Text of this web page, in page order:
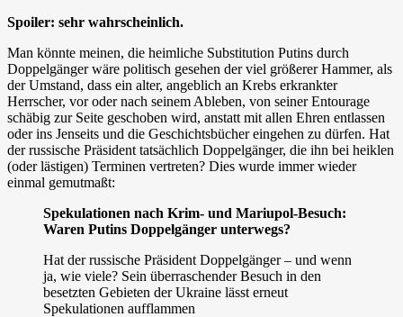
Spoiler: sehr wahrscheinlich.
Man könnte meinen, die heimliche Substitution Putins durch
Doppelgänger wäre politisch gesehen der viel größerer Hammer, als
der Umstand, dass ein alter, angeblich an Krebs erkrankter
Herrscher, vor oder nach seinem Ableben, von seiner Entourage
schäbig zur Seite geschoben wird, anstatt mit allen Ehren entlassen
oder ins Jenseits und die Geschichtsbücher eingehen zu dürfen. Hat
der russische Präsident tatsächlich Doppelgänger, die ihn bei heiklen
(oder lästigen) Terminen vertreten? Dies wurde immer wieder
einmal gemutmaßt:
Spekulationen nach Krim- und Mariupol-Besuch:
Waren Putins Doppelgänger unterwegs?
Hat der russische Präsident Doppelgänger – und wenn
ja, wie viele? Sein überraschender Besuch in den
besetzten Gebieten der Ukraine lässt erneut
Spekulationen aufflammen